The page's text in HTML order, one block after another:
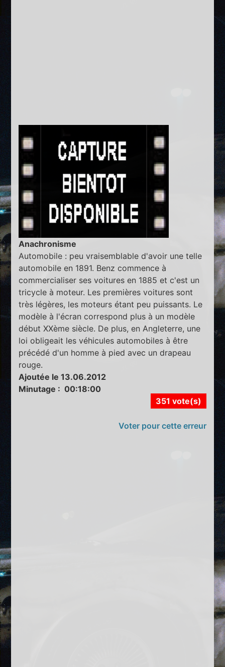
Anachronisme
Automobile : peu vraisemblable d'avoir une telle
automobile en 1891. Benz commence à
commercialiser ses voitures en 1885 et c'est un
tricycle à moteur. Les premières voitures sont
très légères, les moteurs étant peu puissants. Le
modèle à l'écran correspond plus à un modèle
début XXème siècle. De plus, en Angleterre, une
loi obligeait les véhicules automobiles à être
précédé d'un homme à pied avec un drapeau
rouge.
Ajoutée le 13.06.2012
Minutage : 00:18:00
351 vote(s)
Voter pour cette erreur